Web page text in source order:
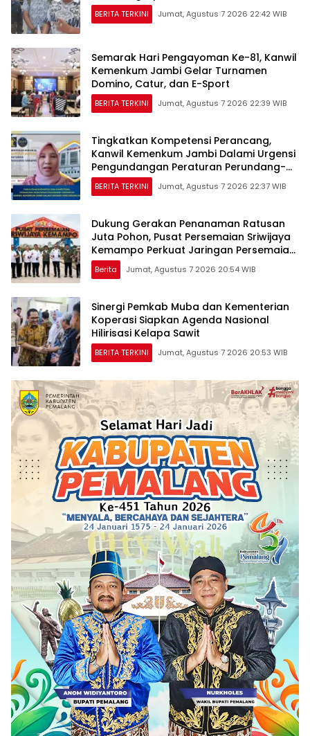
BERITA TERKINI Jumat, Agustus 7 2026 22:42 WIB
Semarak Hari Pengayoman Ke-81, Kanwil
Kemenkum Jambi Gelar Turnamen
Domino, Catur, dan E-Sport
BERITA TERKINI Jumat, Agustus 7 2026 22:39 WIB
Tingkatkan Kompetensi Perancang,
Kanwil Kemenkum Jambi Dalami Urgensi
Pengundangan Peraturan Perundang-
undangan
BERITA TERKINI Jumat, Agustus 7 2026 22:37 WIB
Dukung Gerakan Penanaman Ratusan
Juta Pohon, Pusat Persemaian Sriwijaya
Kemampo Perkuat Jaringan Persemaian
Nasional*
Berita Jumat, Agustus 7 2026 20:54 WIB
Sinergi Pemkab Muba dan Kementerian
Koperasi Siapkan Agenda Nasional
Hilirisasi Kelapa Sawit
BERITA TERKINI Jumat, Agustus 7 2026 20:53 WIB